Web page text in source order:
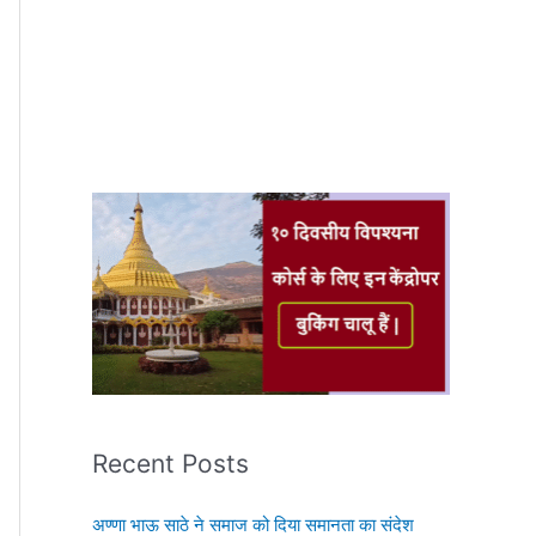
Recent Posts
अण्णा भाऊ साठे ने समाज को दिया समानता का संदेश